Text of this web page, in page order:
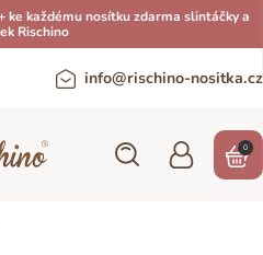
ke každému nosítku zdarma slintáčky a
Rischino
info@rischino-nositka.cz
0